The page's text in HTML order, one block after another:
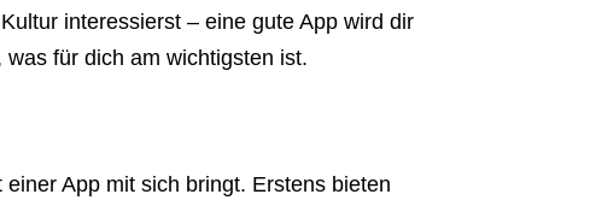
interessierst – eine gute App wird dir
für dich am wichtigsten ist.
App mit sich bringt. Erstens bieten